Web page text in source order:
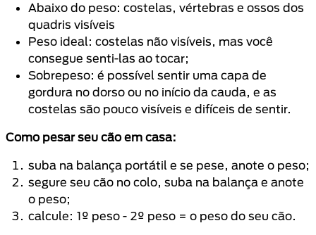
Abaixo do peso: costelas, vértebras e ossos dos
quadris visíveis
Peso ideal: costelas não visíveis, mas você
consegue senti-las ao tocar;
Sobrepeso: é possível sentir uma capa de
gordura no dorso ou no início da cauda, e as
costelas são pouco visíveis e difíceis de sentir.
Como pesar seu cão em casa:
suba na balança portátil e se pese, anote o peso;
segure seu cão no colo, suba na balança e anote
o peso;
calcule: 1º peso - 2º peso = o peso do seu cão.